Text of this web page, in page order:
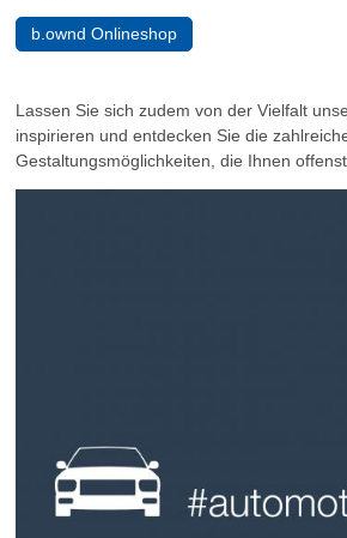
b.ownd Onlineshop
Lassen Sie sich zudem von der Vielfalt
inspirieren und entdecken Sie die
Gestaltungsmöglichkeiten, die Ihnen
Wir sind Vorreiter bei Designanwendungen
und haben langjährige Expertise. Unser
durchleuchtete Chromoberflächen und